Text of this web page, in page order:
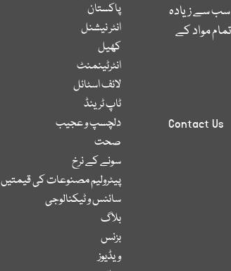
سب سے زیادہ
مواد کے
Contact Us
پاکستان
انٹر نیشنل
کھیل
انٹرٹینمنٹ
لائف اسٹائل
ٹاپ ٹرینڈ
دلچسپ و عجیب
صحت
سونے کے نرخ
پیٹرولیم مصنوعات کی قیمتیں
سائنس و ٹیکنالوجی
بلاگ
بزنس
ویڈیوز